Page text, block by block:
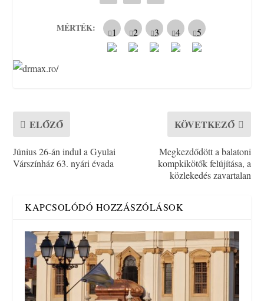
MÉRTÉK:
ELŐZŐ
Június 26-án indul a Gyulai
Várszínház 63. nyári évada
KÖVETKEZŐ
Megkezdődött a balatoni
kompkikötők felújítása, a
közlekedés zavartalan
KAPCSOLÓDÓ HOZZÁSZÓLÁSOK